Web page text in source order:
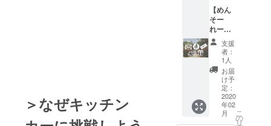
＞なぜキッチン
ト/ドリ
ンク引
換券×3
④オリ
ジナルT
シャツ
◇詳し
くは本
文中の
《リ
ターン
につい
【めん
そー
れー
セッ
ト】 ①
感謝の
気持ち
を込め
たお手
紙、ま
たは電
支援
者：
1人
お届
け予
定：
2020
年02
月
こ
の
リ